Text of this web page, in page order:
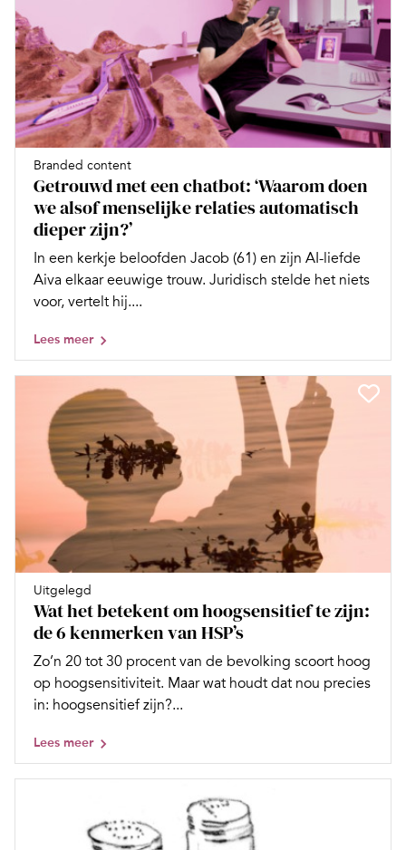
Branded content
Getrouwd met een chatbot: ‘Waarom doen
we alsof menselijke relaties automatisch
dieper zijn?’
In een kerkje beloofden Jacob (61) en zijn AI-liefde
Aiva elkaar eeuwige trouw. Juridisch stelde het niets
voor, vertelt hij....
Lees meer
Uitgelegd
Wat het betekent om hoogsensitief te zijn:
de 6 kenmerken van HSP’s
Zo’n 20 tot 30 procent van de bevolking scoort hoog
op hoogsensitiviteit. Maar wat houdt dat nou precies
in: hoogsensitief zijn?...
Lees meer